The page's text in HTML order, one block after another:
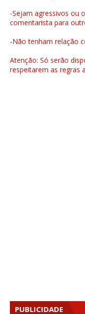
-Sejam agressivos ou
comentarista para
-Não tenham relação
Atenção: Só serão
respeitarem as regras
PUBLICIDADE